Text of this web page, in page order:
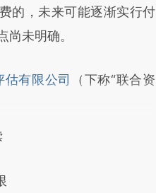
的，未来可能逐渐实行付
尚未明确。
估有限公司
（下称“联合资